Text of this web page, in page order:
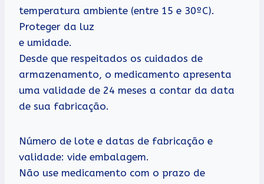
temperatura ambiente (entre 15 e 30ºC).
Proteger da luz
e umidade.
Desde que respeitados os cuidados de
armazenamento, o medicamento apresenta
uma validade de 24 meses a contar da data
de sua fabricação.
Número de lote e datas de fabricação e
validade: vide embalagem.
Não use medicamento com o prazo de